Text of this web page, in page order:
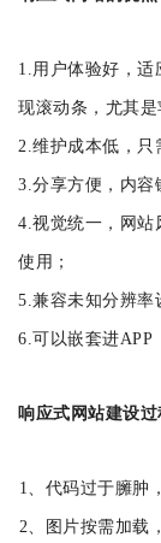
1.用户体验好，适
现滚动条，尤其是
2.维护成本低，只
3.分享方便，内容
4.视觉统一，网站
使用；
5.兼容未知分辨率
6.可以嵌套进APP
响应式网站建设
1、代码过于臃
2、图片按需加载